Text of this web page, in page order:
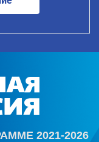
2021-2026